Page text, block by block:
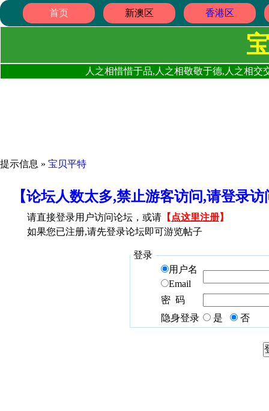
首页 新澳区 香港区
人之相惜惜于品,人之相敬敬于德,人之相
提示信息 » 宝贝平特
【论坛人数太多,禁止游客访问,请登录
请直接登录用户访问论坛，或请 【 点这里注册】
如果您已注册,请先登录论坛即可游览帖子
登录
用户名
Email
密 码
隐身登录
是 否